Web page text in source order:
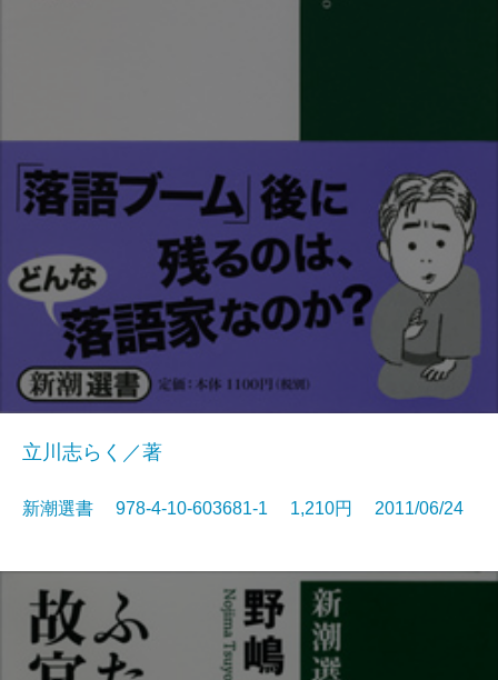
立川志らく／著
新潮選書 978-4-10-603681-1 1,210円 2011/06/24